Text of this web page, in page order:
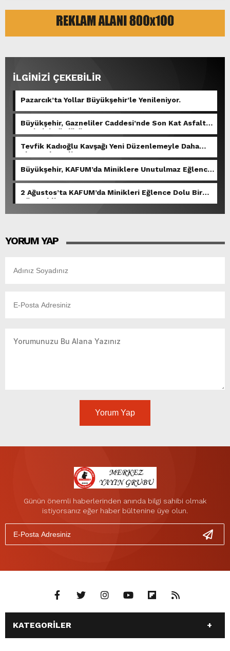
İLGİNİZİ ÇEKEBİLİR
Pazarcık’ta Yollar Büyükşehir’le Yenileniyor.
Büyükşehir, Gazneliler Caddesi’nde Son Kat Asfalt
Serimini Sürdürüyor.
Tevfik Kadıoğlu Kavşağı Yeni Düzenlemeyle Daha
Akıcı Hale Geliyor.
Büyükşehir, KAFUM’da Miniklere Unutulmaz Eğlence
2 Ağustos’ta KAFUM’da Minikleri Eğlence Dolu Bir
Gün Bekliyor.
YORUM YAP
Yorum Yap
Günün önemli haberlerinden anında bilgi sahibi olmak
istiyorsanız eğer haber bültenine üye olun.
KATEGORİLER